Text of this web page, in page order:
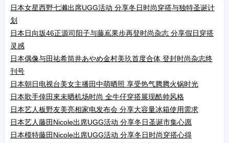
日本女星西野七濑出席UGG活动 分享冬日时尚穿搭与独特圣诞计
划
日本日向坂46正源司阳子与藤嶌果步再登时尚杂志 分享假日穿搭
灵感
日本偶像与田祐希筒井あやめ金村美玖首度合体 登封时尚杂志终
刊号
日本朝日电视台美女主播田中萌晒照 享受热气腾腾火锅时光
日本歌手倖田來未晒机场时尚 全牛仔穿搭展现酷帅风格
日本艺人板野友美亮相家电发布会 分享大容量冰箱使用需求
日本艺人藤田Nicole出席UGG活动 分享冬日圣诞市集心愿
日本模特藤田Nicole出席UGG活动 分享冬日时尚穿搭心得